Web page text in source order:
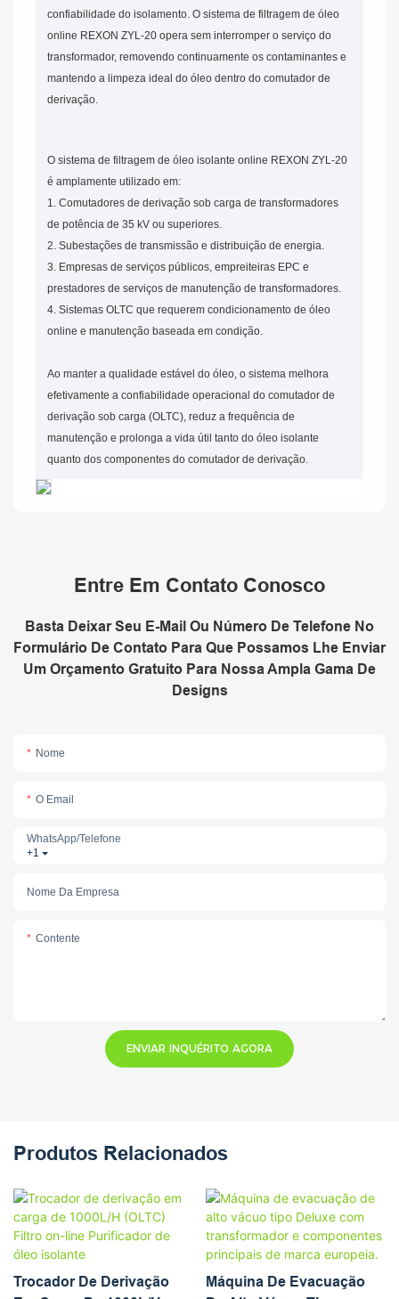
confiabilidade do isolamento. O sistema de filtragem de óleo
online REXON ZYL-20 opera sem interromper o serviço do
transformador, removendo continuamente os contaminantes e
mantendo a limpeza ideal do óleo dentro do comutador de
derivação.
O sistema de filtragem de óleo isolante online REXON ZYL-20
é amplamente utilizado em:
1. Comutadores de derivação sob carga de transformadores
de potência de 35 kV ou superiores.
2. Subestações de transmissão e distribuição de energia.
3. Empresas de serviços públicos, empreiteiras EPC e
prestadores de serviços de manutenção de transformadores.
4. Sistemas OLTC que requerem condicionamento de óleo
online e manutenção baseada em condição.
Ao manter a qualidade estável do óleo, o sistema melhora
efetivamente a confiabilidade operacional do comutador de
derivação sob carga (OLTC), reduz a frequência de
manutenção e prolonga a vida útil tanto do óleo isolante
quanto dos componentes do comutador de derivação.
Entre Em Contato Conosco
Basta Deixar Seu E-Mail Ou Número De Telefone No
Formulário De Contato Para Que Possamos Lhe Enviar
Um Orçamento Gratuito Para Nossa Ampla Gama De
Designs
Nome
O Email
+1
WhatsApp/telefone
Nome Da Empresa
Contente
ENVIAR INQUÉRITO AGORA
Produtos Relacionados
Trocador De Derivação
Máquina De Evacuação